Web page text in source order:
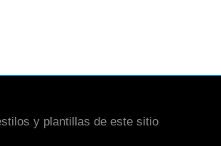
y plantillas de este sitio